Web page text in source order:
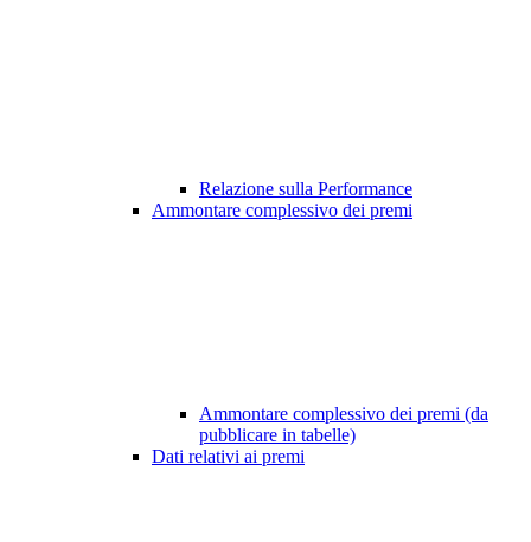
Relazione sulla Performance
Ammontare complessivo dei premi
Ammontare complessivo dei premi (da
pubblicare in tabelle)
Dati relativi ai premi